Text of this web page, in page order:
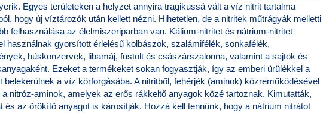
Egyes területeken a helyzet annyira tragikussá vált a víz nitrit tartalma
hogy új víztározók után kellett nézni. Hihetetlen, de a nitritek műtrágyák melletti
felhasználása az élelmiszeriparban van. Kálium-nitritet és nátrium-nitritet
használnak gyorsított érlelésű kolbászok, szalámifélék, sonkafélék,
húskonzervek, libamáj, füstölt és császárszalonna, valamint a sajtok és
Ezeket a termékeket sokan fogyasztják, így az emberi ürülékkel a
belekerülnek a víz körforgásába. A nitritből, fehérjék (aminok) közreműködésével
nitróz-aminok, amelyek az erős rákkeltő anyagok közé tartoznak. Kimutatták,
és az örökítő anyagot is károsítják. Hozzá kell tennünk, hogy a nátrium nitrátot